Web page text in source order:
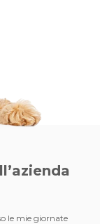
le mie giornate